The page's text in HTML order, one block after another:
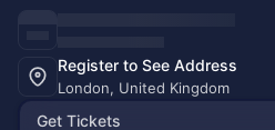
Register to See Address
London, United Kingdom
Get Tickets